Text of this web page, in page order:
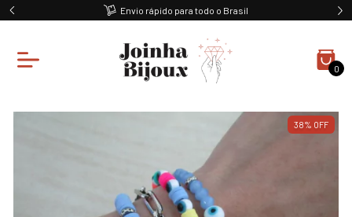
Envio rápido para todo o Brasil
0
38% OFF